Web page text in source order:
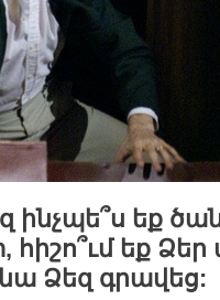
ինչպե՞ս եք
, հիշո՞ւմ եք Ձեր
Ձեզ գրավեց: